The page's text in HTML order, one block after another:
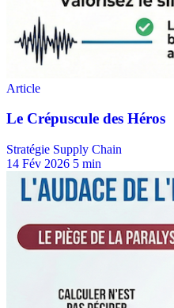
Stratégie Supply Chain
14 Fév 2026 5 min